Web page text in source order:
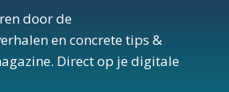
door de
en concrete tips &
Direct op je digitale